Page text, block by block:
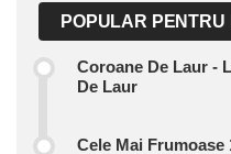
POPULAR PENTRU
Coroane De Laur -
De Laur
Cele Mai